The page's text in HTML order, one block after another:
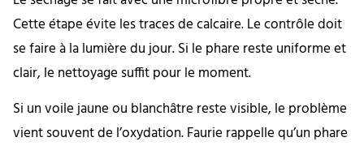
Cette étape évite les traces de calcaire. Le contrôle doit
se faire à la lumière du jour. Si le phare reste uniforme et
clair, le nettoyage suffit pour le moment.
Si un voile jaune ou blanchâtre reste visible, le problème
vient souvent de l’oxydation. Faurie rappelle qu’un phare